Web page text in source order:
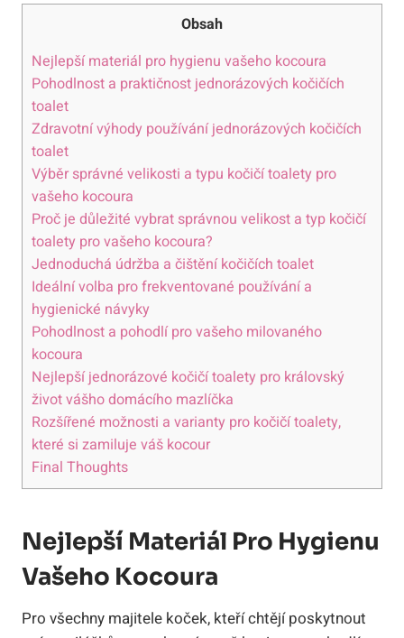
Obsah
Nejlepší materiál pro hygienu vašeho kocoura
Pohodlnost a praktičnost jednorázových kočičích
toalet
Zdravotní výhody používání jednorázových kočičích
toalet
Výběr správné velikosti a typu kočičí toalety pro
vašeho kocoura
Proč je důležité vybrat správnou velikost a typ kočičí
toalety pro vašeho kocoura?
Jednoduchá údržba a čištění kočičích toalet
Ideální volba pro frekventované používání a
hygienické návyky
Pohodlnost a pohodlí pro vašeho milovaného
kocoura
Nejlepší jednorázové kočičí toalety pro královský
život vášho domácího mazlíčka
Rozšířené možnosti a varianty pro kočičí toalety,
které si zamiluje váš kocour
Final Thoughts
Nejlepší Materiál Pro Hygienu
Vašeho Kocoura
Pro všechny majitele koček, kteří chtějí poskytnout